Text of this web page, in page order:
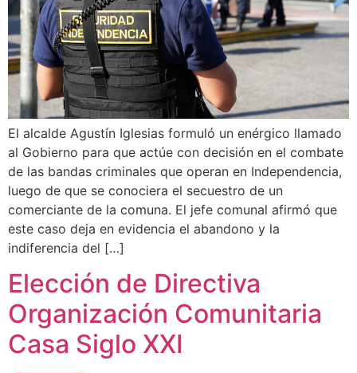
El alcalde Agustín Iglesias formuló un enérgico llamado
al Gobierno para que actúe con decisión en el combate
de las bandas criminales que operan en Independencia,
luego de que se conociera el secuestro de un
comerciante de la comuna. El jefe comunal afirmó que
este caso deja en evidencia el abandono y la
indiferencia del […]
Elección de Directiva
Organización Comunitaria
Casa Siglo XXI